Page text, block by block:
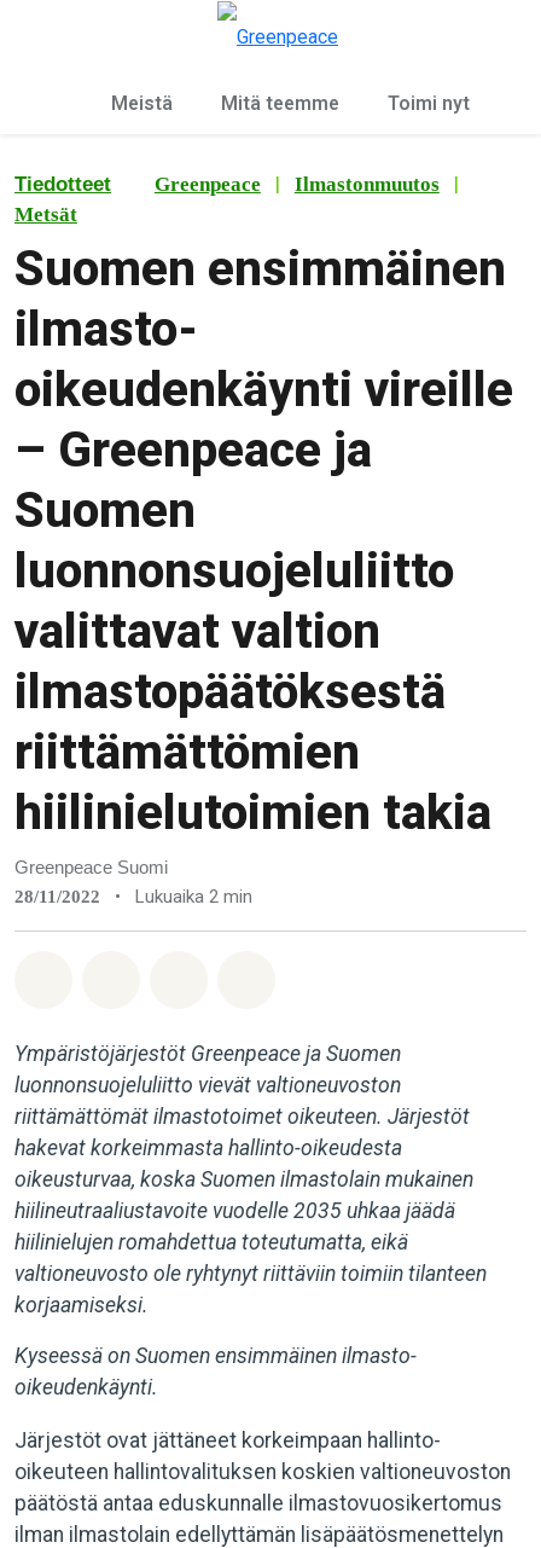
Meistä Mitä teemme Toimi nyt
Tiedotteet Greenpeace | Ilmastonmuutos |
Metsät
Suomen ensimmäinen
ilmasto-
oikeudenkäynti vireille
– Greenpeace ja
Suomen
luonnonsuojeluliitto
valittavat valtion
ilmastopäätöksestä
riittämättömien
hiilinielutoimien takia
Greenpeace Suomi
28/11/2022 • Lukuaika 2 min
Ympäristöjärjestöt Greenpeace ja Suomen
luonnonsuojeluliitto vievät valtioneuvoston
riittämättömät ilmastotoimet oikeuteen. Järjestöt
hakevat korkeimmasta hallinto-oikeudesta
oikeusturvaa, koska Suomen ilmastolain mukainen
hiilineutraaliustavoite vuodelle 2035 uhkaa jäädä
hiilinielujen romahdettua toteutumatta, eikä
valtioneuvosto ole ryhtynyt riittäviin toimiin tilanteen
korjaamiseksi.
Kyseessä on Suomen ensimmäinen ilmasto-
oikeudenkäynti.
Järjestöt ovat jättäneet korkeimpaan hallinto-
oikeuteen hallintovalituksen koskien valtioneuvoston
päätöstä antaa eduskunnalle ilmastovuosikertomus
ilman ilmastolain edellyttämän lisäpäätösmenettelyn